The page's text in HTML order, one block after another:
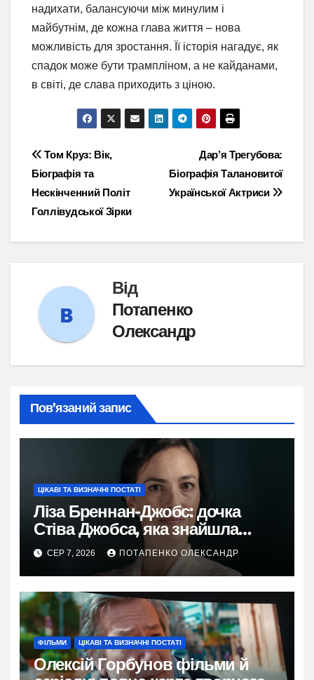
надихати, балансуючи між минулим і
майбутнім, де кожна глава життя – нова
можливість для зростання. Її історія нагадує, як
спадок може бути трампліном, а не кайданами,
в світі, де слава приходить з ціною.
Навігація
записів
Дар’я Трегубова:
Біографія Талановитої
Української Актриси
Том Круз: Вік,
Біографія та
Нескінченний Політ
Голлівудської Зірки
Від
Потапенко
Олександр
Пов’язаний запис
ЦІКАВІ ТА ВИЗНАЧНІ ПОСТАТІ
Ліза Бреннан-Джобс: дочка
Стіва Джобса, яка знайшла
власний голос
СЕР 7, 2026 ПОТАПЕНКО ОЛЕКСАНДР
ФІЛЬМИ ЦІКАВІ ТА ВИЗНАЧНІ ПОСТАТІ
Олексій Горбунов фільми й